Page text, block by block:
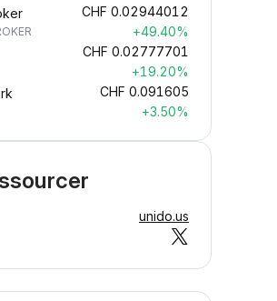
CHF 0.02944012
+49.40%
CHF 0.02777701
+19.20%
CHF 0.091605
+3.50%
unido.us